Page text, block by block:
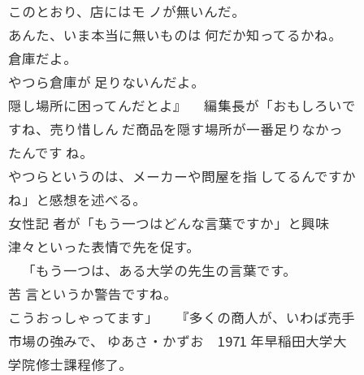
このとおり、店にはモ ノが無いんだ。
あんた、いま本当に無いものは 何だか知ってるかね。
倉庫だよ。
やつら倉庫が 足りないんだよ。
隠し場所に困ってんだとよ』 編集長が「おもしろいで
すね、売り惜しん だ商品を隠す場所が一番足りなかっ
たんです ね。
やつらというのは、メーカーや問屋を指 してるんですか
ね」と感想を述べる。
女性記 者が「もう一つはどんな言葉ですか」と興味
津々といった表情で先を促す。
「もう一つは、ある大学の先生の言葉です。
苦 言というか警告ですね。
こうおっしゃってます」 『多くの商人が、いわば売手
市場の強みで、 ゆあさ・かずお 1971 年早稲田大学大
学院修士課程修了。